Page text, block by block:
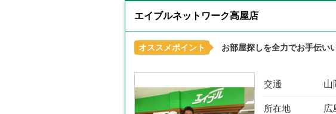
エイブルネットワーク高屋店
オススメポイント お部屋探しを全力でお手伝い
交通 山
所在地 広